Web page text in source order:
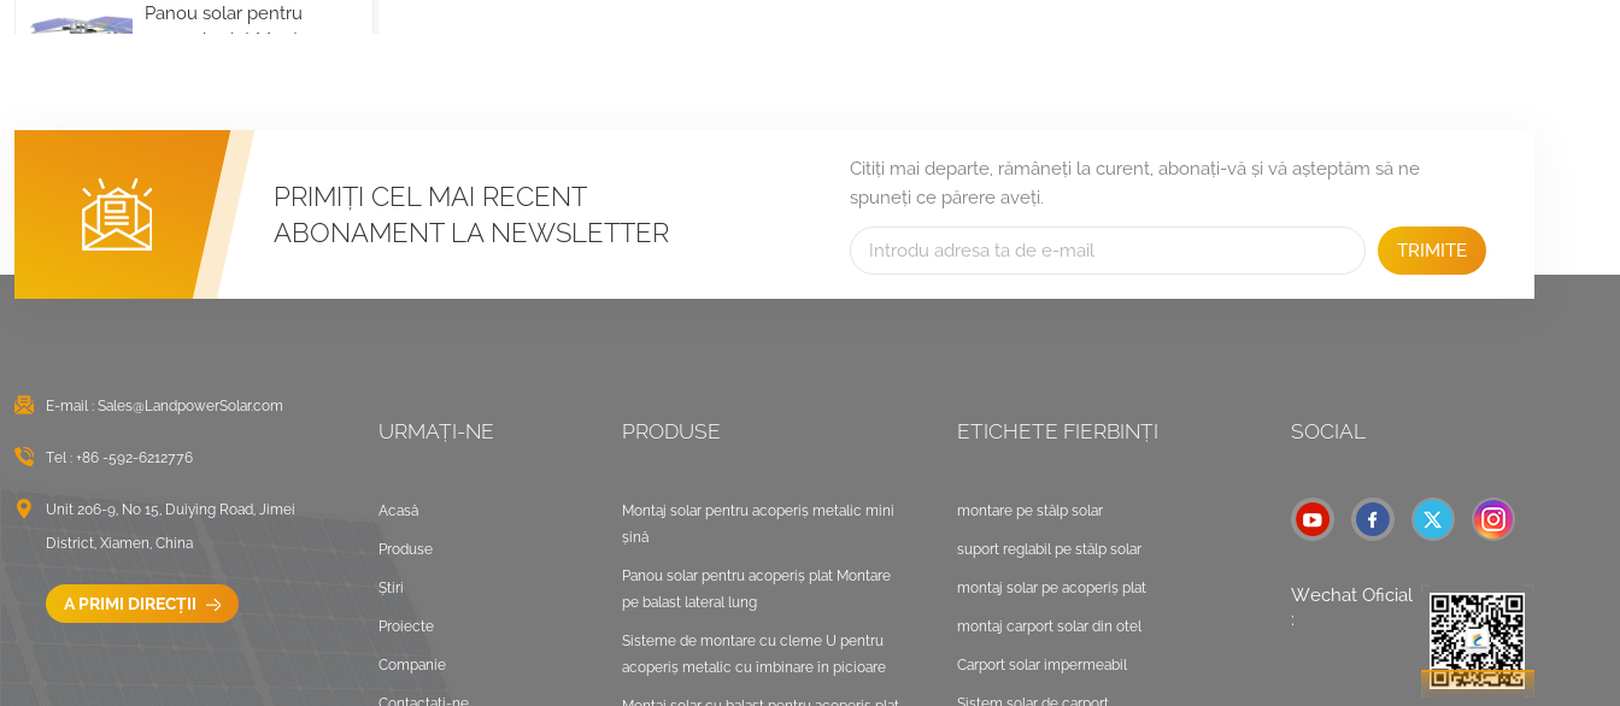
Panou solar pentru
acoperiș plat Montare
Sisteme de montare
cu cleme U pentru
acoperiș metalic cu
îmbinare în picioare
VEZI DETALII
est vest
Sisteme de montare
LongRail pentru
VEZI DETALII
PRIMIȚI CEL MAI RECENT
ABONAMENT LA NEWSLETTER
Citiți mai departe, rămâneți la curent, abonați-vă și vă așteptăm să ne
spuneți ce părere aveți.
TRIMITE
E-mail : Sales@LandpowerSolar.com
Tel : +86 -592-6212776
Unit 206-9, No 15, Duiying Road, Jimei
District, Xiamen, China
A PRIMI DIRECȚII
URMAȚI-NE
Acasă
Produse
Știri
Proiecte
Companie
PRODUSE
Montaj solar pentru acoperiș metalic mini
șină
Panou solar pentru acoperiș plat Montare
pe balast lateral lung
Sisteme de montare cu cleme U pentru
acoperiș metalic cu îmbinare în picioare
ETICHETE FIERBINȚI
montare pe stâlp solar
suport reglabil pe stâlp solar
montaj solar pe acoperiș plat
montaj carport solar din otel
Carport solar impermeabil
SOCIAL
Wechat Oficial
: